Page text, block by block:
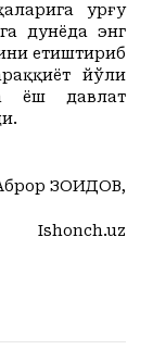
урғу
дунёда энг
етиштириб
йўли
ёш давлат
ЗОҲИДОВ,
Ishonch.uz